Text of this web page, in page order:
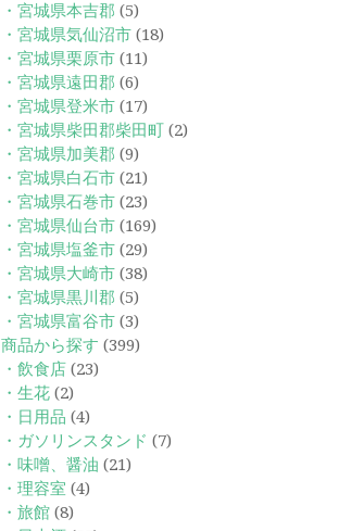
・宮城県本吉郡 (5)
・宮城県気仙沼市(18)
・宮城県栗原市(11)
・宮城県遠田郡 (6)
・宮城県登米市(17)
・宮城県柴田郡柴田町(2)
・宮城県加美郡 (9)
・宮城県白石市(21)
・宮城県石巻市(23)
・宮城県仙台市(169)
・宮城県塩釜市(29)
・宮城県大崎市(38)
・宮城県黒川郡 (5)
・宮城県富谷市(3)
商品から探す (399)
・飲食店(23)
・生花(2)
・日用品 (4)
・ガソリンスタンド (7)
・味噌、醤油 (21)
・理容室 (4)
・旅館(8)